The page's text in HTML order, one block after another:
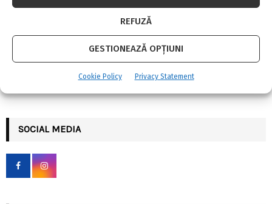
REFUZĂ
GESTIONEAZĂ OPȚIUNI
Cookie Policy Privacy Statement
a
h
f
r
SOCIAL MEDIA